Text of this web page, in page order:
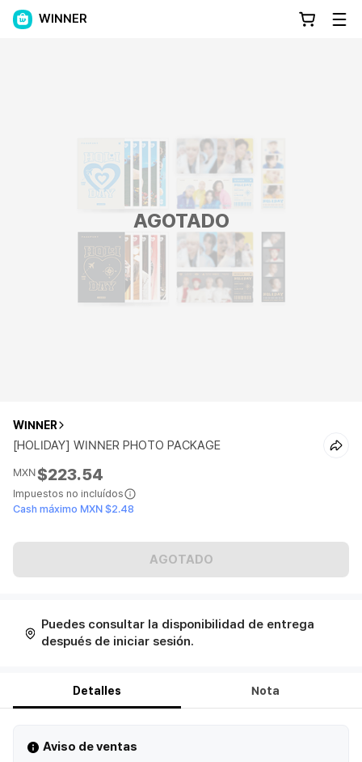
WINNER
AGOTADO
WINNER
[HOLIDAY] WINNER PHOTO PACKAGE
MXN$223.54
Impuestos no incluídos
Cash máximo MXN $2.48
AGOTADO
Puedes consultar la disponibilidad de entrega
después de iniciar sesión.
Detalles Nota
Aviso de ventas